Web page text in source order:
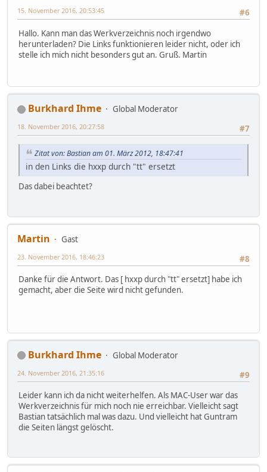
#6
15. November 2016, 20:53:45
Hallo. Kann man das Werkverzeichnis noch irgendwo
herunterladen? Die Links funktionieren leider nicht, oder ich
stelle ich mich nicht besonders gut an. Gruß. Martin
Burkhard Ihme
Global Moderator
#7
18. November 2016, 20:27:58
Zitat von: Bastian am 01. März 2012, 18:47:41
in den Links die hxxp durch "tt" ersetzt
Das dabei beachtet?
Martin
Gast
#8
23. November 2016, 18:46:23
Danke für die Antwort. Das [ hxxp durch "tt" ersetzt] habe ich
gemacht, aber die Seite wird nicht gefunden.
Burkhard Ihme
Global Moderator
#9
24. November 2016, 21:35:16
Leider kann ich da nicht weiterhelfen. Als MAC-User war das
Werkverzeichnis für mich noch nie erreichbar. Vielleicht sagt
Bastian tatsächlich mal was dazu. Und vielleicht hat Guntram
die Seiten längst gelöscht.